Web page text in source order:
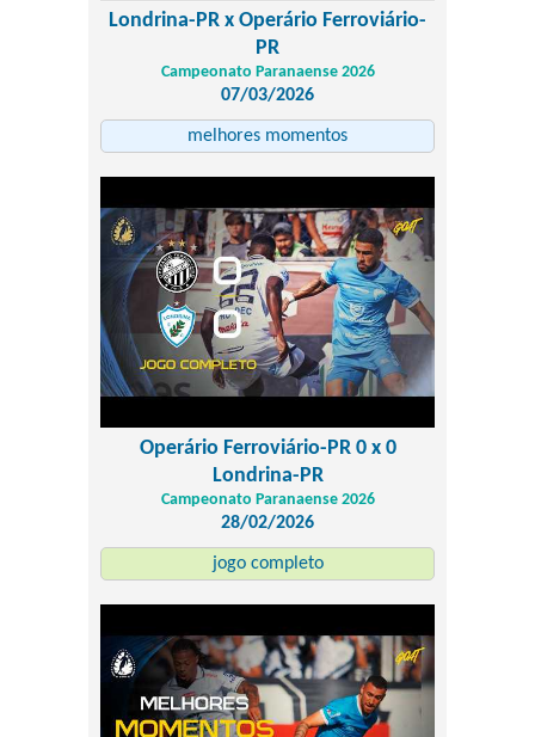
Londrina-PR x Operário Ferroviário-
PR
Campeonato Paranaense 2026
07/03/2026
melhores momentos
Operário Ferroviário-PR 0 x 0
Londrina-PR
Campeonato Paranaense 2026
28/02/2026
jogo completo